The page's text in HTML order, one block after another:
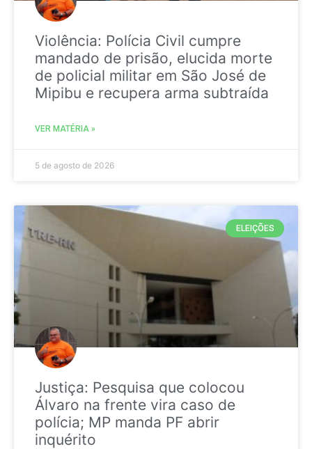
Violência: Polícia Civil cumpre
mandado de prisão, elucida morte
de policial militar em São José de
Mipibu e recupera arma subtraída
VER MATÉRIA »
5 de agosto de 2026
ELEIÇÕES
Justiça: Pesquisa que colocou
Álvaro na frente vira caso de
polícia; MP manda PF abrir
inquérito